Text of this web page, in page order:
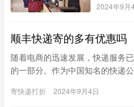
2024年9月
顺丰快递寄的多有优惠吗
随着电商的迅速发展，快递服务
的一部分。作为中国知名的快递
丰快…
寄快递打折 2024年9月4日